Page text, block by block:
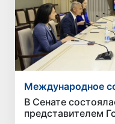
Международное
В Сенате
представителем